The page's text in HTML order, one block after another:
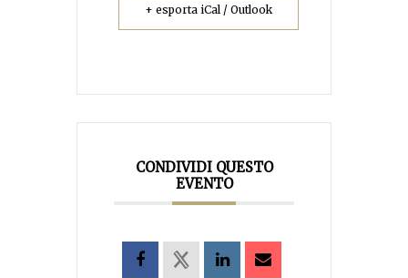
+ esporta iCal / Outlook
CONDIVIDI QUESTO
EVENTO